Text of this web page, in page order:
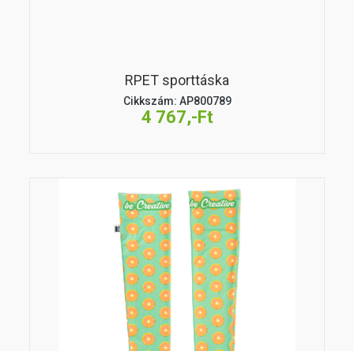
RPET sporttáska
Cikkszám: AP800789
4 767,-Ft